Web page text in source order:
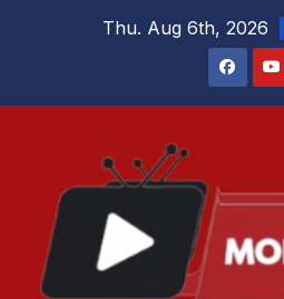
Thu. Aug 6th, 2026